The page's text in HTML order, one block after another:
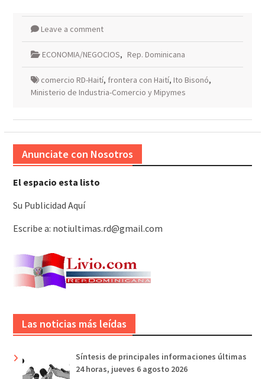
Leave a comment
ECONOMIA/NEGOCIOS, Rep. Dominicana
comercio RD-Haití, frontera con Haití, Ito Bisonó,
Ministerio de Industria-Comercio y Mipymes
Anunciate con Nosotros
El espacio esta listo
Su Publicidad Aquí
Escribe a: notiultimas.rd@gmail.com
Las noticias más leídas
Síntesis de principales informaciones últimas
24 horas, jueves 6 agosto 2026